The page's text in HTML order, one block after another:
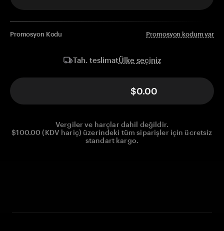
Promosyon Kodu Promosyon kodum var
Tah. teslimatÜlke seçiniz
$0.00
Vergiler ve harçlar dahil değildir.
$100.00 (KDV hariç) üzerindeki tüm siparişler için ücretsiz
standart kargo.